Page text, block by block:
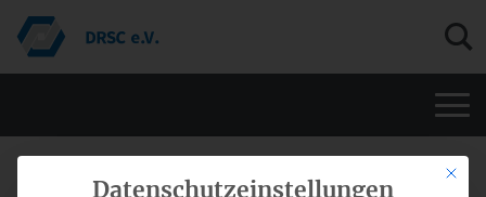
EFRAG TEG MEETING Mit
Datenschutzeinstellungen